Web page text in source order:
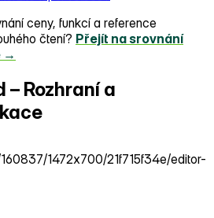
ceny, funkcí a reference
čtení? Přejít na srovnání
→
–⁠⁠⁠⁠⁠⁠⁠⁠⁠⁠ Rozhraní a